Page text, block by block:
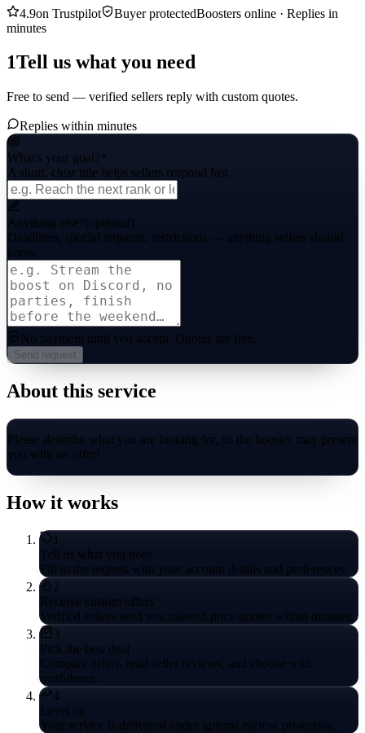
4.9on Trustpilot Buyer protectedBoosters online · Replies in
minutes
1Tell us what you need
Free to send — verified sellers reply with custom quotes.
Replies within minutes
What's your goal?*
A short, clear title helps sellers respond fast.
Anything else?(optional)
Deadlines, special requests, restrictions — anything sellers should
know.
No payment until you accept. Quotes are free.
Send request
About this service
Please describe what you are looking for, so the booster may present
you with an offer!
How it works
1
Tell us what you need
Fill in the request with your account details and preferences.
2
Receive custom offers
Verified sellers send you tailored price quotes within minutes.
3
Pick the best deal
Compare offers, read seller reviews, and choose with
confidence.
4
Level up
Your service is delivered under igitems escrow protection.